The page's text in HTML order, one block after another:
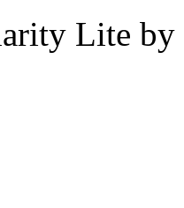
Lite by